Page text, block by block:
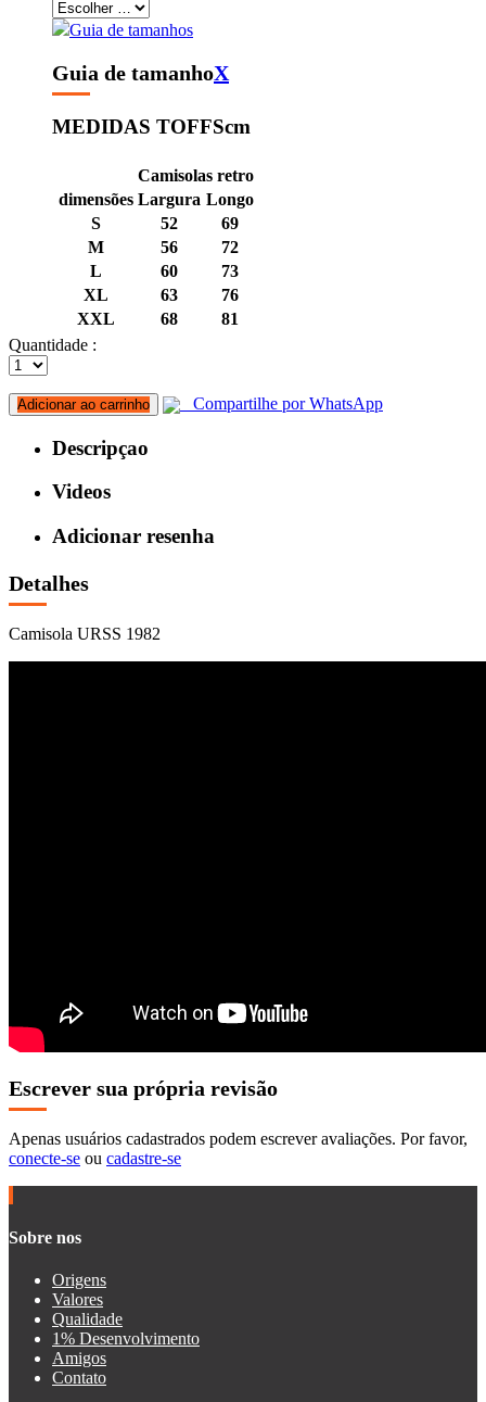
Guia de tamanhos
Guia de tamanhoX
MEDIDAS TOFFScm
Camisolas retro
dimensões Largura Longo
S
52
69
M
56
72
L
60
73
XL
63
76
XXL
68
81
Quantidade :
Adicionar ao carrinho Compartilhe por WhatsApp
Descripçao
Videos
Adicionar resenha
Detalhes
Camisola URSS 1982
Escrever sua própria revisão
Apenas usuários cadastrados podem escrever avaliações. Por favor,
conecte-se ou cadastre-se
Sobre nos
Origens
Valores
Qualidade
1% Desenvolvimento
Amigos
Contato